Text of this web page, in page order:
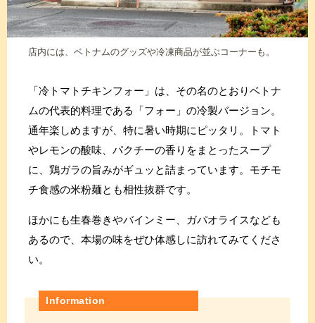
店内には、ベトナムのグッズや冷凍商品が並ぶコーナーも。
「冷トマトチキンフォー」は、その名のとおりベトナ
ムの代表的料理である「フォー」の冷製バージョン。
通年楽しめますが、特に暑い時期にピッタリ。トマト
やレモンの酸味、パクチーの香りをまとったスープ
に、鶏ガラの旨みがギュッと詰まっています。モチモ
チ食感の米粉麺とも相性抜群です。
ほかにも生春巻きやバインミー、ガパオライスなども
あるので、本場の味をぜひ体感しに訪れてみてくださ
い。
Information